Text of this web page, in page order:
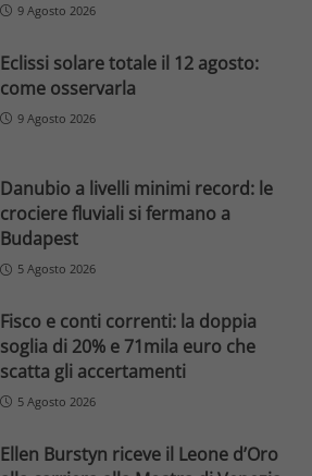
9 Agosto 2026
Eclissi solare totale il 12 agosto:
come osservarla
9 Agosto 2026
Danubio a livelli minimi record: le
crociere fluviali si fermano a
Budapest
5 Agosto 2026
Fisco e conti correnti: la doppia
soglia di 20% e 71mila euro che
scatta gli accertamenti
5 Agosto 2026
Ellen Burstyn riceve il Leone d’Oro